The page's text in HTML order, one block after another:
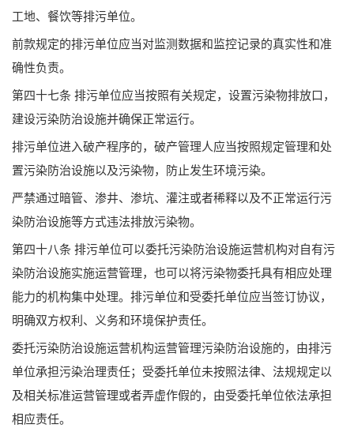
工地、餐饮等排污单位。
前款规定的排污单位应当对监测数据和监控记录的真实性和准
确性负责。
第四十七条 排污单位应当按照有关规定，设置污染物排放口，
建设污染防治设施并确保正常运行。
排污单位进入破产程序的，破产管理人应当按照规定管理和处
置污染防治设施以及污染物，防止发生环境污染。
严禁通过暗管、渗井、渗坑、灌注或者稀释以及不正常运行污
染防治设施等方式违法排放污染物。
第四十八条 排污单位可以委托污染防治设施运营机构对自有污
染防治设施实施运营管理，也可以将污染物委托具有相应处理
能力的机构集中处理。排污单位和受委托单位应当签订协议，
明确双方权利、义务和环境保护责任。
委托污染防治设施运营机构运营管理污染防治设施的，由排污
单位承担污染治理责任；受委托单位未按照法律、法规规定以
及相关标准运营管理或者弄虚作假的，由受委托单位依法承担
相应责任。